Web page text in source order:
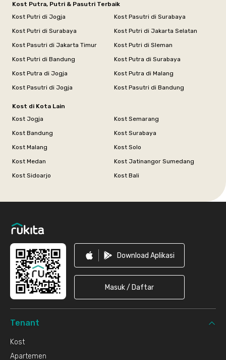
Kost Putra, Putri & Pasutri Terbaik
Kost Putri di Jogja
Kost Pasutri di Surabaya
Kost Putri di Surabaya
Kost Putri di Jakarta Selatan
Kost Pasutri di Jakarta Timur
Kost Putri di Sleman
Kost Putri di Bandung
Kost Putra di Surabaya
Kost Putra di Jogja
Kost Putra di Malang
Kost Pasutri di Jogja
Kost Pasutri di Bandung
Kost di Kota Lain
Kost Jogja
Kost Semarang
Kost Bandung
Kost Surabaya
Kost Malang
Kost Solo
Kost Medan
Kost Jatinangor Sumedang
Kost Sidoarjo
Kost Bali
Download Aplikasi
Masuk / Daftar
Tenant
Kost
Apartemen